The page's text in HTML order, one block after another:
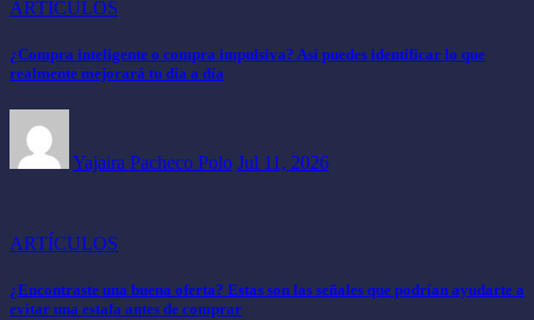
ARTÍCULOS
¿Compra inteligente o compra impulsiva? Así puedes identificar lo que
realmente mejorará tu día a día
Yajaira Pacheco Polo Jul 11, 2026
ARTÍCULOS
¿Encontraste una buena oferta? Estas son las señales que podrían ayudarte a
evitar una estafa antes de comprar